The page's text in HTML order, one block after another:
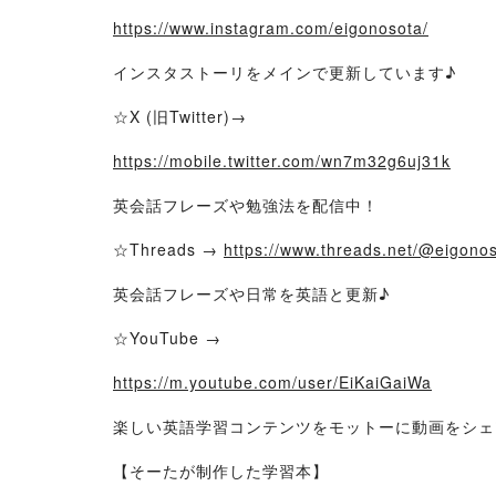
https://www.instagram.com/eigonosota/
インスタストーリをメインで更新しています♪
☆X (旧Twitter)→
https://mobile.twitter.com/wn7m32g6uj31k
英会話フレーズや勉強法を配信中！
☆Threads → https://www.threads.net/
英会話フレーズや日常を英語と更新♪
☆YouTube →
https://m.youtube.com/user/EiKaiGaiWa
楽しい英語学習コンテンツをモットーに動画をシ
【そーたが制作した学習本】